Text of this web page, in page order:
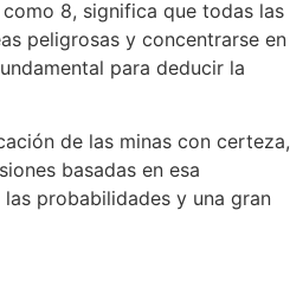
8, significa que todas las
peligrosas y concentrarse en
para deducir la
de las minas con certeza,
basadas en esa
probabilidades y una gran